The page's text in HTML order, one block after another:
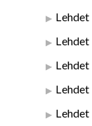
Lehdet